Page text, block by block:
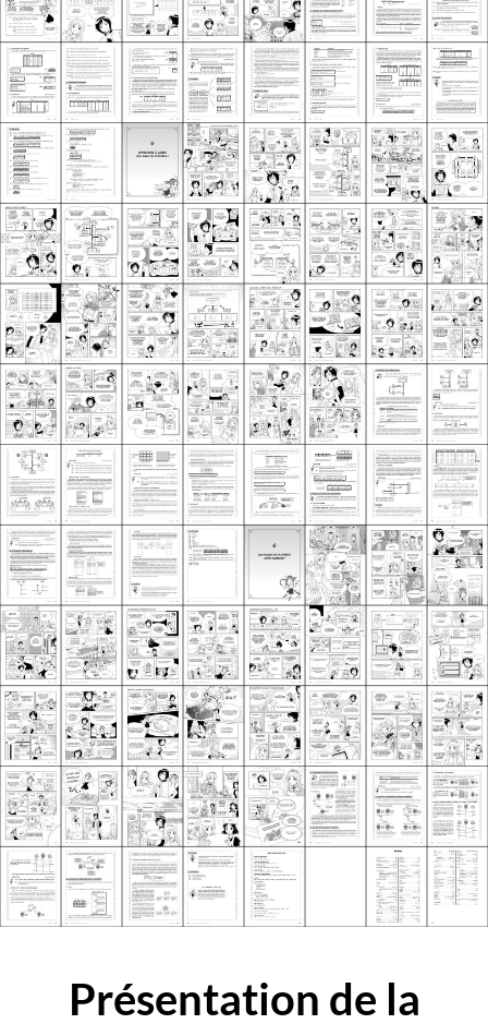
Présentation de la